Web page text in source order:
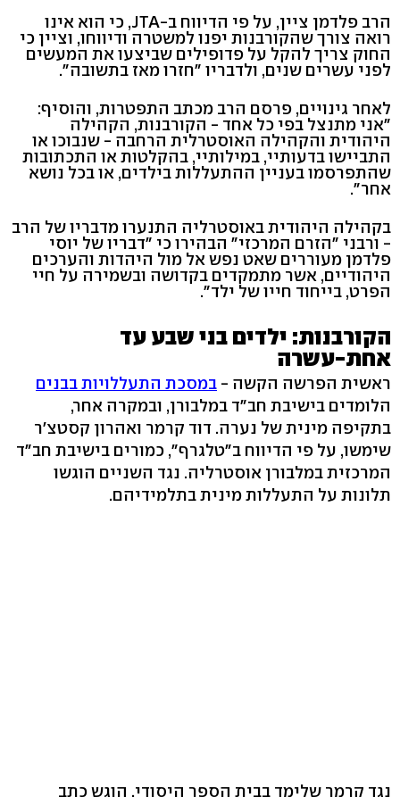
הרב פלדמן ציין, על פי הדיווח ב-JTA, כי הוא אינו
רואה צורך שהקורבנות יפנו למשטרה ודיווחו, וציין כי
החוק צריך להקל על פדופילים שביצעו את המעשים
לפני עשרים שנים, ולדבריו "חזרו מאז בתשובה".
לאחר גינויים, פרסם הרב מכתב התפטרות, והוסיף:
"אני מתנצל בפי כל אחד - הקורבנות, הקהילה
היהודית והקהילה האוסטרלית הרחבה - שנבוכו או
התביישו בדעותיי, במילותיי, בהקלטות או התכתובות
שהתפרסמו בעניין ההתעללות בילדים, או בכל נושא
אחר".
בקהילה היהודית באוסטרליה התנערו מדבריו של הרב
- ורבני "הזרם המרכזי" הבהירו כי "דבריו של יוסי
פלדמן מעוררים שאט נפש אל מול היהדות והערכים
היהודיים, אשר מתמקדים בקדושה ובשמירה על חיי
הפרט, בייחוד חייו של ילד".
הקורבנות: ילדים בני שבע עד
אחת-עשרה
ראשית הפרשה הקשה - במסכת התעללויות בבנים
הלומדים בישיבת חב"ד במלבורן, ובמקרה אחר,
בתקיפה מינית של נערה. דוד קרמר ואהרון קסטצ'ר
שימשו, על פי הדיווח ב"טלגרף", כמורים בישיבת חב"ד
המרכזית במלבורן אוסטרליה. נגד השניים הוגשו
תלונות על התעללות מינית בתלמידיהם.
נגד קרמר שלימד בבית הספר היסודי, הוגש כתב